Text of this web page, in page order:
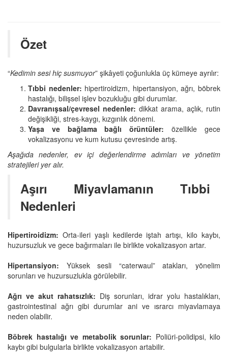
Özet
“Kedimin sesi hiç susmuyor” şikâyeti çoğunlukla üç kümeye ayrılır:
Tıbbi nedenler: hipertiroidizm, hipertansiyon, ağrı, böbrek
hastalığı, bilişsel işlev bozukluğu gibi durumlar.
Davranışsal/çevresel nedenler: dikkat arama, açlık, rutin
değişikliği, stres‑kaygı, kızgınlık dönemi.
Yaşa ve bağlama bağlı örüntüler: özellikle gece
vokalizasyonu ve kum kutusu çevresinde artış.
Aşağıda nedenler, ev içi değerlendirme adımları ve yönetim
stratejileri yer alır.
Aşırı Miyavlamanın Tıbbi
Nedenleri
Hipertiroidizm: Orta‑ileri yaşlı kedilerde iştah artışı, kilo kaybı,
huzursuzluk ve gece bağırmaları ile birlikte vokalizasyon artar.
Hipertansiyon: Yüksek sesli “caterwaul” atakları, yönelim
sorunları ve huzursuzlukla görülebilir.
Ağrı ve akut rahatsızlık: Diş sorunları, idrar yolu hastalıkları,
gastrointestinal ağrı gibi durumlar ani ve ısrarcı miyavlamaya
neden olabilir.
Böbrek hastalığı ve metabolik sorunlar: Poliüri‑polidipsi, kilo
kaybı gibi bulgularla birlikte vokalizasyon artabilir.